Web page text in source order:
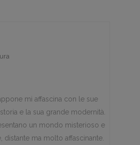
mi affascina con le sue
e la sua grande modernità.
un mondo misterioso e
distante ma molto affascinante.